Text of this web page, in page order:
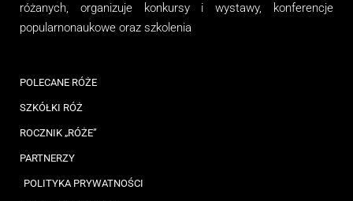
różanych, organizujekonkursy i wystawy, konferencje
popularnonaukowe oraz szkolenia
POLECANE RÓŻE
SZKÓŁKI RÓŻ
ROCZNIK „RÓŻE”
PARTNERZY
POLITYKA PRYWATNOŚCI